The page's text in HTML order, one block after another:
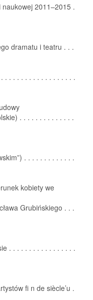
naukowej 2011–2015 .
dramatu i teatru . . .
. . . . . . . . . . . . . . . . . .
. . . . . . . . . . . . . .
. . . . . . . . . . . . .
kobiety we
Grubińskiego . . .
. . . . . . . . . . . . . . . . .
fi n de siècle’u .